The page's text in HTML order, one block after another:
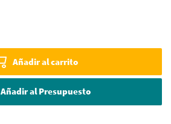
Añadir al carrito
Añadir al Presupuesto